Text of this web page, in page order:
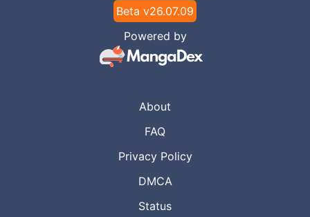
Beta v26.07.09
Powered by
About
FAQ
Privacy Policy
DMCA
Status